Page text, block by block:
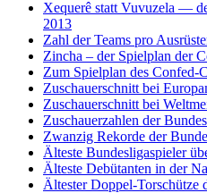
Xequerê statt Vuvuzela —
2013
Zahl der Teams pro
Zincha – der Spielplan der
Zum Spielplan des Confed-
Zuschauerschnitt bei
Zuschauerschnitt bei
Zuschauerzahlen der
Zwanzig Rekorde der
Älteste Bundesligaspieler
Älteste Debütanten in der
Ältester Doppel-Torschütze